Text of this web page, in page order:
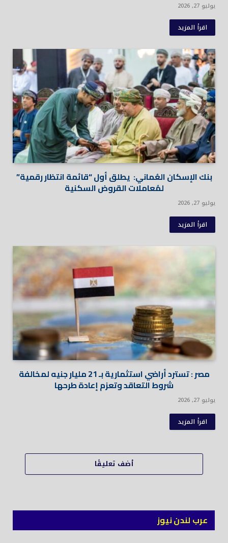
يوليو 27, 2026
اقرأ المزيد
بنك الإسكان العُماني: يطلق أول “قائمة انتظار رقمية”
لمُعاملات القروض السكنية
يوليو 27, 2026
اقرأ المزيد
مصر : تسترد أراضي استثمارية بـ 21 مليار جنيه لمخالفة
شروط التعاقد وتعزم إعادة طرحها
يوليو 27, 2026
اقرأ المزيد
أضف تعليقًا
عرب لندن نيوز